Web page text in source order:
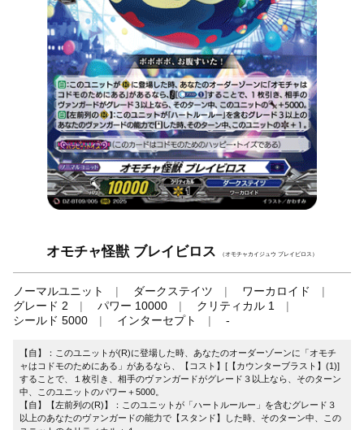
オモチャ怪獣 ブレイビロス （オモチャカイジュウ ブレイビロス）
ノーマルユニット ダークステイツ
ワーカロイド
グレード 2
パワー 10000
クリティカル 1
シールド 5000
インターセプト -
【自】：このユニットが(R)に登場した時、あなたのオーダーゾーンに「オモチ
ャはコドモのためにある」があるなら、【コスト】[【カウンターブラスト】(1)]
することで、１枚引き、相手のヴァンガードがグレード３以上なら、そのターン
中、このユニットのパワー＋5000。
【自】【左前列の(R)】：このユニットが「ハートルールー」を含むグレード３
以上のあなたのヴァンガードの能力で【スタンド】した時、そのターン中、この